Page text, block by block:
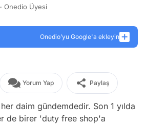
- Onedio Üyesi
Onedio’yu Google'a ekleyin
Yorum Yap Paylaş
daim gündemdedir. Son 1 yılda
de birer 'duty free shop'a